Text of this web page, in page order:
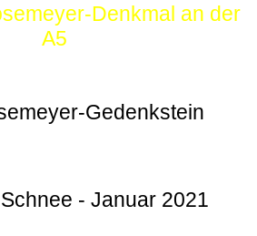
Denkmal an der
A5
Gedenkstein
- Januar 2021